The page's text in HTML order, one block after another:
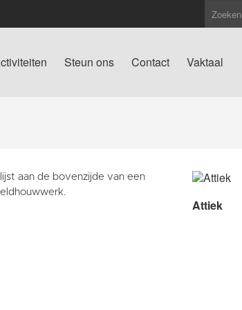
Steun ons Contact Vaktaal
aan de bovenzijde van een
Attiek